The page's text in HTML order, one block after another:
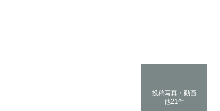
投稿写真・動画
他21件